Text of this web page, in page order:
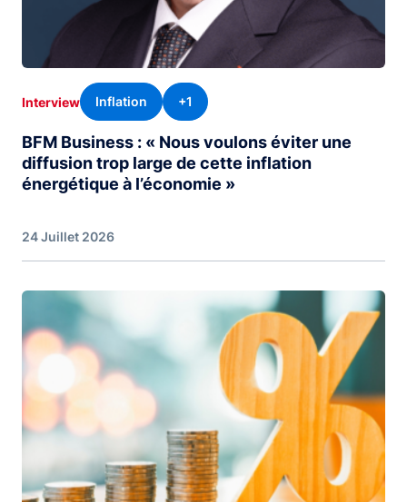
Interview Inflation +1
BFM Business : « Nous voulons éviter une
diffusion trop large de cette inflation
énergétique à l’économie »
24 Juillet 2026
Image